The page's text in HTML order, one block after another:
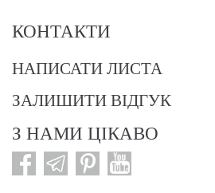
КОНТАКТИ
НАПИСАТИ ЛИСТА
ЗАЛИШИТИ ВІДГУК
З НАМИ ЦІКАВО